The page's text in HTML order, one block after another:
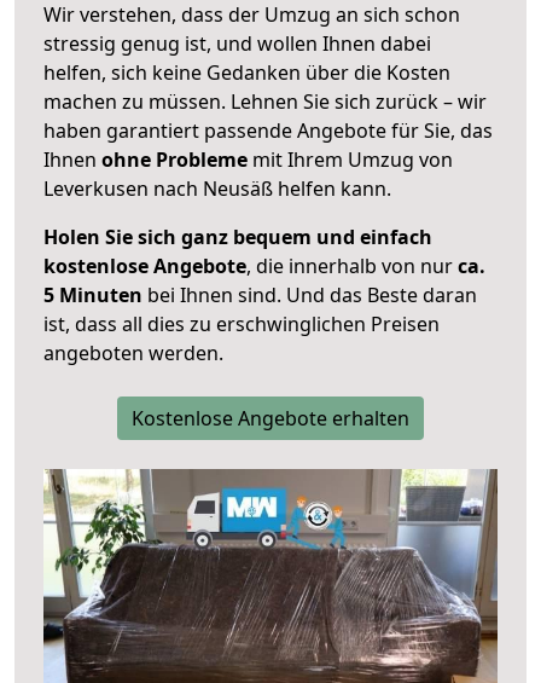
Wir verstehen, dass der Umzug an sich schon
stressig genug ist, und wollen Ihnen dabei
helfen, sich keine Gedanken über die Kosten
machen zu müssen. Lehnen Sie sich zurück – wir
haben garantiert passende Angebote für Sie, das
Ihnen ohne Probleme mit Ihrem Umzug von
Leverkusen nach Neusäß helfen kann.
Holen Sie sich ganz bequem und einfach
kostenlose Angebote, die innerhalb von nurca.
5 Minuten bei Ihnen sind. Und das Beste daran
ist, dass all dies zu erschwinglichen Preisen
angeboten werden.
Kostenlose Angebote erhalten